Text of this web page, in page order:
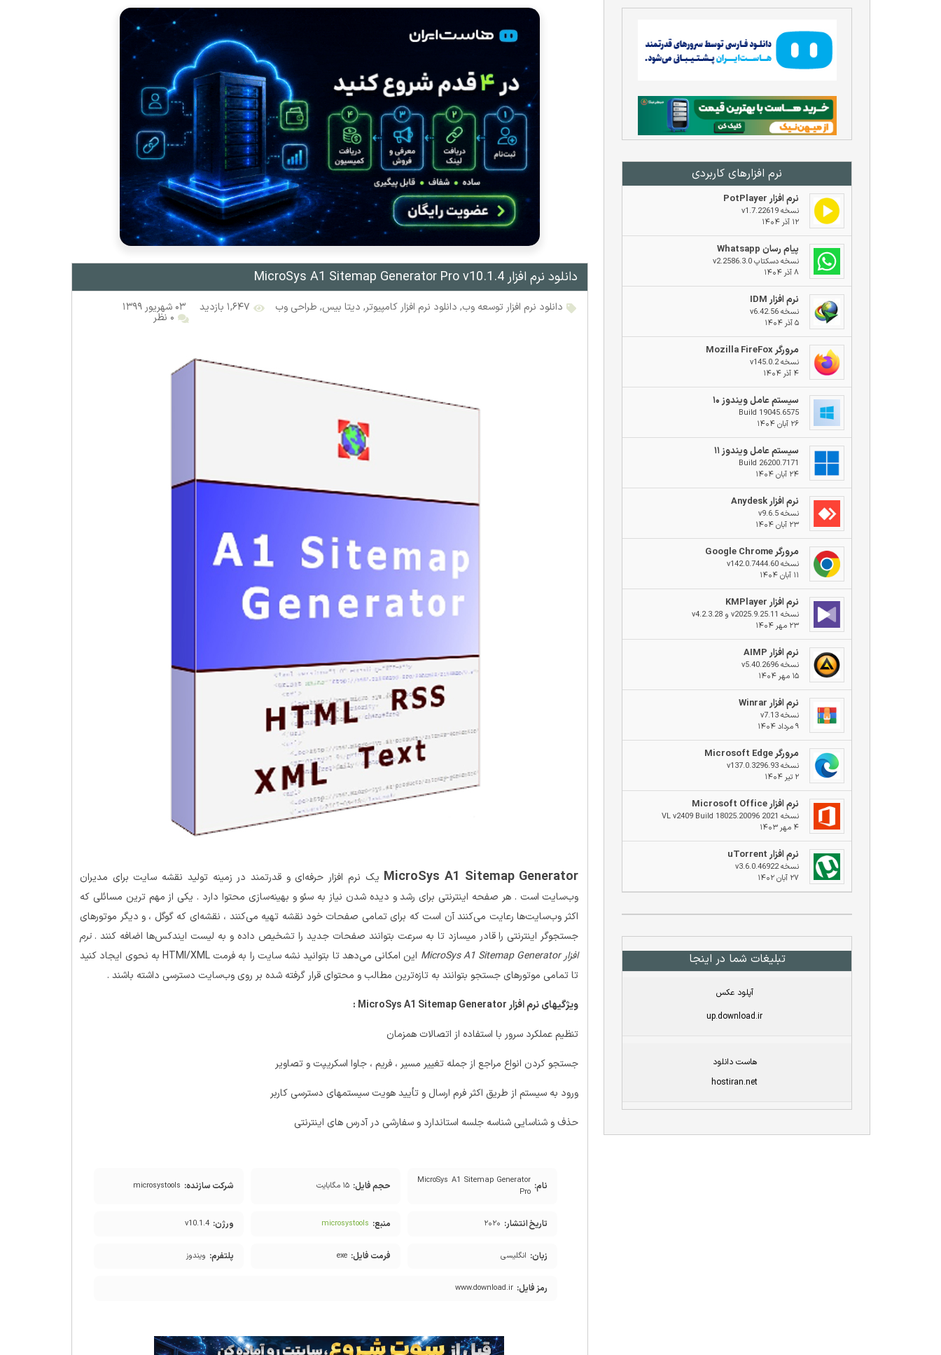
نرم افزار‌های کاربردی
نرم افزار PotPlayer
نسخه v1.7.22619
۱۲ آذر ۱۴۰۴
پیام رسان Whatsapp
نسخه دسکتاپ v2.2586.3.0
۸ آذر ۱۴۰۴
نرم افزار IDM
نسخه v6.42.56
۵ آذر ۱۴۰۴
مرورگر Mozilla FireFox
نسخه v145.0.2
۴ آذر ۱۴۰۴
سیستم عامل ویندوز ۱۰
Build 19045.6575
۲۶ آبان ۱۴۰۴
سیستم عامل ویندوز ۱۱
Build 26200.7171
۲۴ آبان ۱۴۰۴
نرم افزار Anydesk
نسخه v9.6.5
۲۳ آبان ۱۴۰۴
مرورگر Google Chrome
نسخه v142.0.7444.60
۱۱ آبان ۱۴۰۴
نرم افزار KMPlayer
نسخه v2025.9.25.11 و v4.2.3.28
۲۳ مهر ۱۴۰۴
نرم افزار AIMP
نسخه v5.40.2696
۱۵ مهر ۱۴۰۴
نرم افزار Winrar
نسخه v7.13
۹ مرداد ۱۴۰۴
مرورگر Microsoft Edge
نسخه v137.0.3296.93
۲ تیر ۱۴۰۴
نرم افزار Microsoft Office
نسخه 2021 VL v2409 Build 18025.20096
۴ مهر ۱۴۰۳
نرم افزار uTorrent
نسخه v3.6.0.46922
۲۷ آبان ۱۴۰۲
تبلیغات شما در اینجا
آپلود عکس
up.download.ir
هاست دانلود
hostiran.net
دانلود نرم افزار MicroSys A1 Sitemap Generator Pro v10.1.4
دانلود نرم افزار توسعه وب, دانلود نرم افزار کامپیوتر, دیتا بیس, طراحی وب ۱,۶۴۷ بازدید ۰۳ شهریور ۱۳۹۹
۰ نظر
MicroSys A1 Sitemap Generator یک نرم افزار حرفه‌ای و قدرتمند در زمینه تولید نقشه سایت برای مدیران
وب‌سایت است . هر صفحه اینترنتی برای رشد و دیده شدن نیاز به سئو و بهینه‌سازی محتوا دارد . یکی از مهم ترین مسائلی که
اکثر وب‌سایت‌ها رعایت می‌کنند آن است که برای تمامی صفحات خود نقشه تهیه می‌کنند ، نقشه‌ای که گوگل ، و دیگر موتورهای
جستجوگر اینترنتی را قادر میسازد تا به سرعت بتوانند صفحات جدید را تشخیص داده و به لیست ایندکس‌ها اضافه کنند .نرم
افزار MicroSys A1 Sitemap Generator
این امکانی می‌دهد تا بتوانید نشه سایت را به فرمت HTMl/XML به نحوی ایجاد کنید
تا تمامی موتورهای جستجو بتوانند به تازه‌ترین مطالب و محتوای قرار گرفته شده بر روی وب‌سایت دسترسی داشته باشند .
ویژگیهای نرم افزار MicroSys A1 Sitemap Generator :
تنظیم عملکرد سرور با استفاده از اتصالات همزمان
جستجو کردن انواع مراجع از جمله تغییر مسیر ، فریم ، جاوا اسکریپت و تصاویر
ورود به سیستم از طریق اکثر فرم ارسال و تأیید هویت سیستمهای دسترسی کاربر
حذف و شناسایی شناسه جلسه استاندارد و سفارشی در آدرس های اینترنتی
نام: MicroSys A1 Sitemap Generator
Pro
حجم فایل: ۱۵ مگابایت شرکت سازنده: microsystools
تاریخ انتشار: ۲۰۲۰ منبع: microsystools ورژن: v10.1.4
زبان: انگلیسی فرمت فایل: exe پلتفرم: ویندوز
رمز فایل: www.download.ir